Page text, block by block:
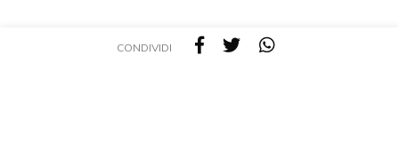
CONDIVIDI